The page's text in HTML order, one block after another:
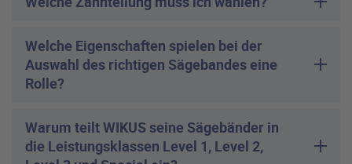
Welche Eigenschaften spielen bei der
Auswahl des richtigen Sägebandes eine
Rolle?
Warum teilt WIKUS seine Sägebänder in
die Leistungsklassen Level 1, Level 2,